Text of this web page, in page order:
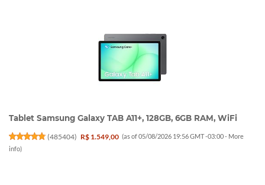
Tablet Samsung Galaxy TAB A11+, 128GB, 6GB RAM, WiFi
(485404) R$ 1.549,00 (as of 05/08/2026 19:56 GMT -03:00 - More
info)